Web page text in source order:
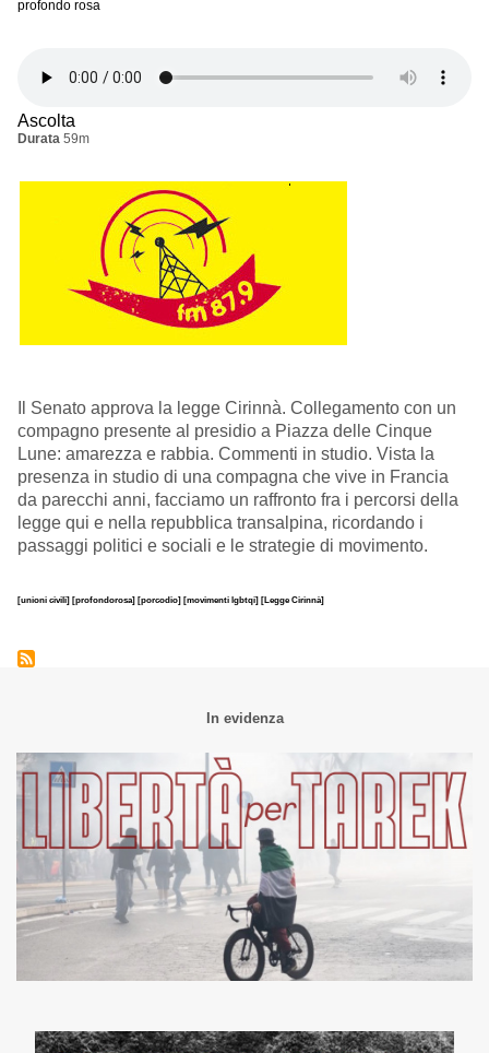
profondo rosa
Ascolta
Durata 59m
Il Senato approva la legge Cirinnà. Collegamento con un
compagno presente al presidio a Piazza delle Cinque
Lune: amarezza e rabbia. Commenti in studio. Vista la
presenza in studio di una compagna che vive in Francia
da parecchi anni, facciamo un raffronto fra i percorsi della
legge qui e nella repubblica transalpina, ricordando i
passaggi politici e sociali e le strategie di movimento.
[unioni civili] [profondorosa] [porcodio] [movimenti lgbtqi] [Legge Cirinnà]
In evidenza